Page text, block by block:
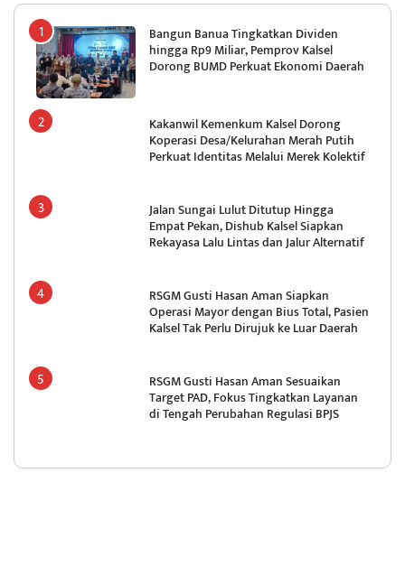
Bangun Banua Tingkatkan Dividen
hingga Rp9 Miliar, Pemprov Kalsel
Dorong BUMD Perkuat Ekonomi Daerah
Kakanwil Kemenkum Kalsel Dorong
Koperasi Desa/Kelurahan Merah Putih
Perkuat Identitas Melalui Merek Kolektif
Jalan Sungai Lulut Ditutup Hingga
Empat Pekan, Dishub Kalsel Siapkan
Rekayasa Lalu Lintas dan Jalur Alternatif
RSGM Gusti Hasan Aman Siapkan
Operasi Mayor dengan Bius Total, Pasien
Kalsel Tak Perlu Dirujuk ke Luar Daerah
RSGM Gusti Hasan Aman Sesuaikan
Target PAD, Fokus Tingkatkan Layanan
di Tengah Perubahan Regulasi BPJS